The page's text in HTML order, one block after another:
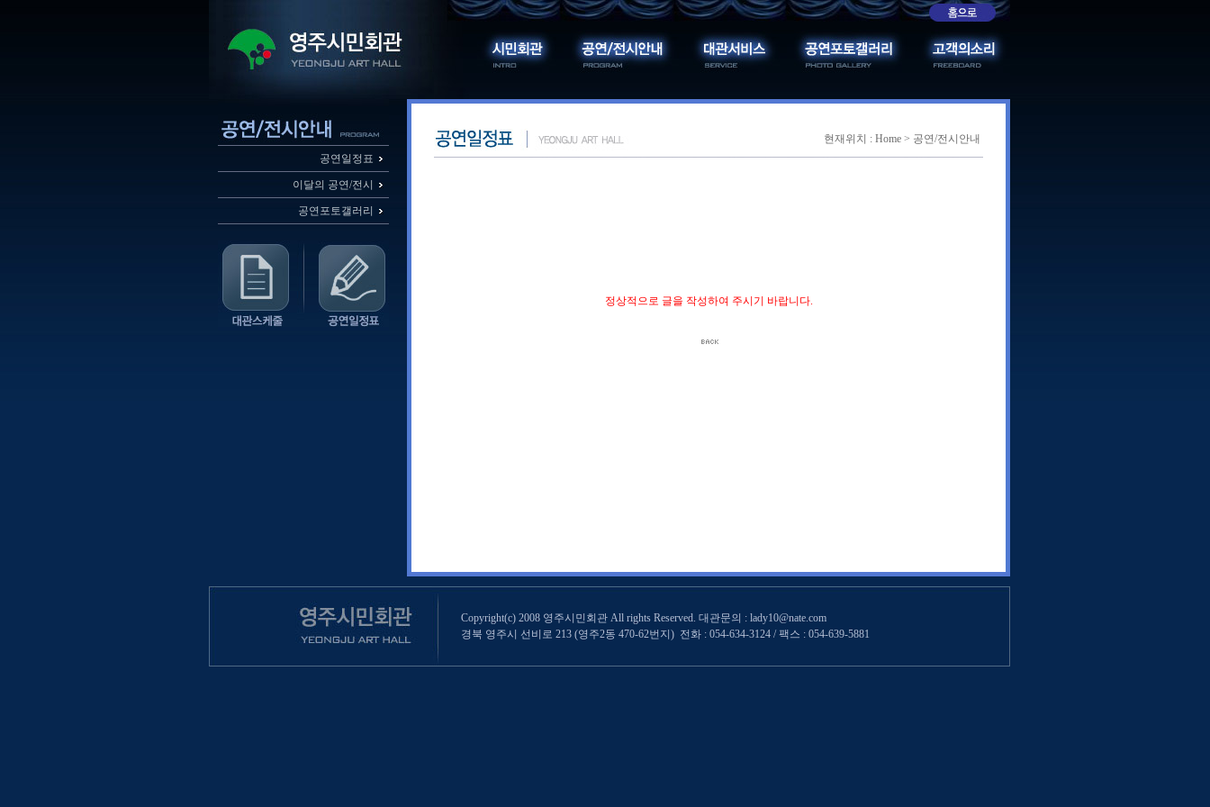
공연일정표
이달의 공연/전시
공연포토갤러리
현재위치 : Home > 공연/전시안내
정상적으로 글을 작성하여 주시기 바랍니다.
Copyright(c) 2008 영주시민회관 All rights Reserved. 대관문의 : lady10@nate.com
경북 영주시 선비로 213 (영주2동 470-62번지) 전화 : 054-634-3124 / 팩스 : 054-639-5881